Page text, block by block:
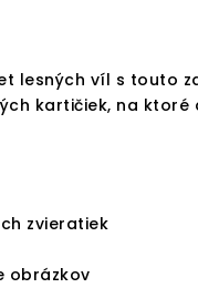
lesných víl s touto
kartičiek, na
zvieratiek
obrázkov